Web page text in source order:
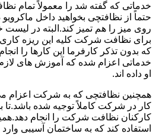
خدماتی که گفته شد را معمولاً تمام
حتماً از نظافتچی بخواهید داخل
روی میز را هم تمیز کند.البته در
برای نظافت شرکت کلیه این ریزه
که بدون تذکر کارفرما این کارها را
خدماتی اعزام شده که آموزش های
او داده اند.
همچنین نظافتچی که به شرکت اعزام
کار در شرکت کاملاً توجیه شده باشد.تا
کارکنان نظافت شرکت را انجام
استفاده کند که به ساختمان آسیبی وارد